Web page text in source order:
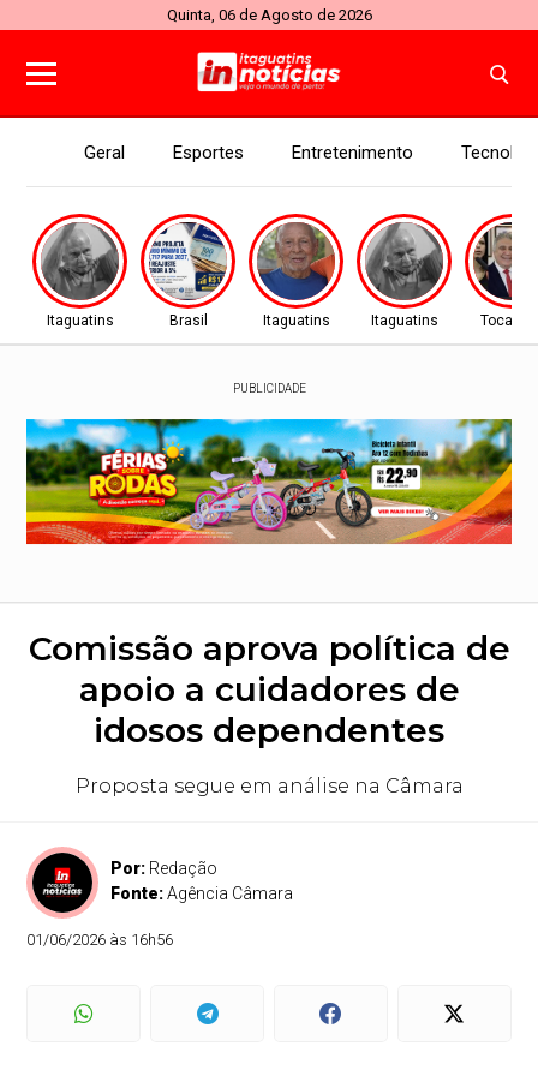
Quinta, 06 de Agosto de 2026
Geral Esportes Entretenimento
Itaguatins Brasil Itaguatins Itaguatins
PUBLICIDADE
Comissão aprova política de
apoio a cuidadores de
idosos dependentes
Proposta segue em análise na Câmara
Por: Redação
Fonte:Agência Câmara
01/06/2026 às 16h56